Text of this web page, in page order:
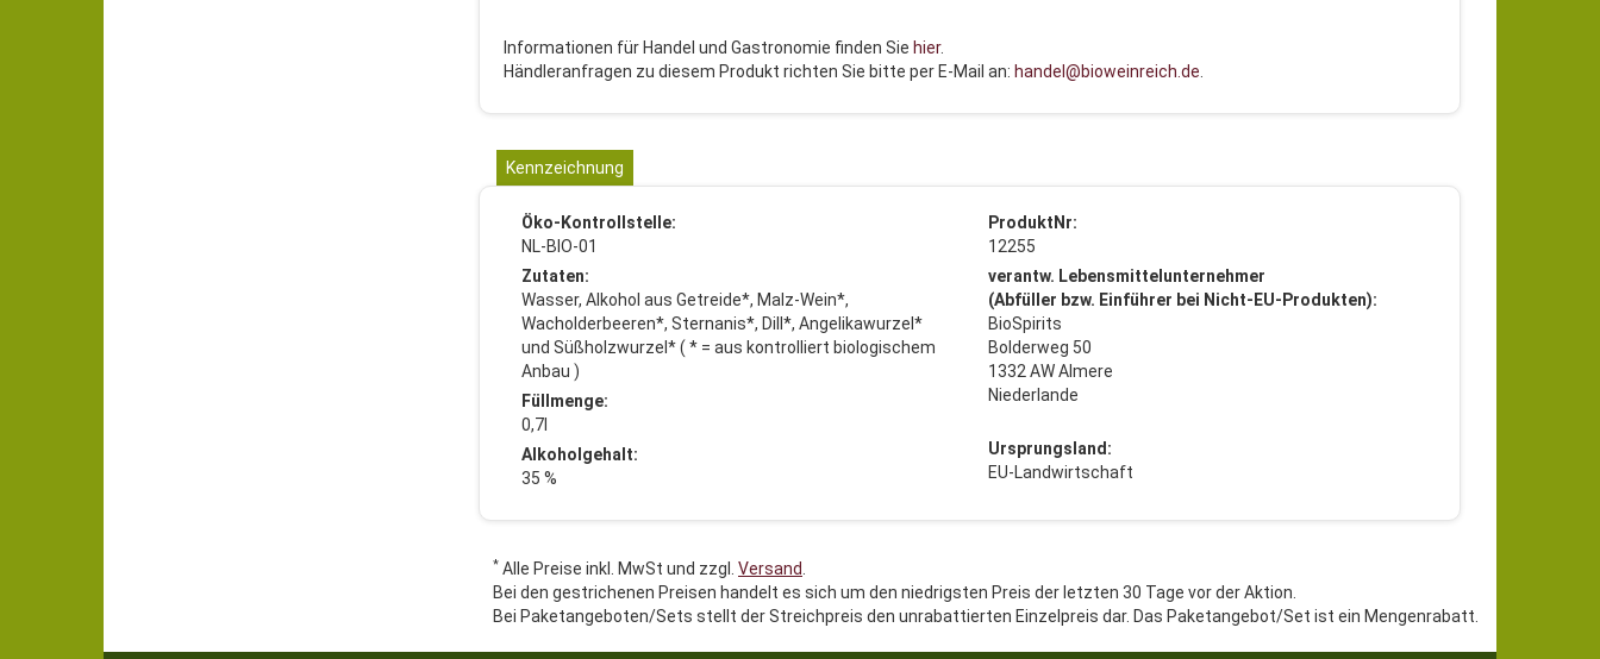
Informationen für Handel und Gastronomie finden Sie hier.
Händleranfragen zu diesem Produkt richten Sie bitte per E-Mail an: handel@bioweinreich.de.
Kennzeichnung
Öko-Kontrollstelle:
NL-BIO-01
Zutaten:
Wasser, Alkohol aus Getreide*, Malz-Wein*,
Wacholderbeeren*, Sternanis*, Dill*, Angelikawurzel*
und Süßholzwurzel* ( * = aus kontrolliert biologischem
Anbau )
Füllmenge:
0,7l
Alkoholgehalt:
35 %
ProduktNr:
12255
verantw. Lebensmittelunternehmer
(Abfüller bzw. Einführer bei Nicht-EU-Produkten):
BioSpirits
Bolderweg 50
1332 AW Almere
Niederlande
Ursprungsland:
EU-Landwirtschaft
* Alle Preise inkl. MwSt und zzgl. Versand.
Bei den gestrichenen Preisen handelt es sich um den niedrigsten Preis der letzten 30 Tage vor der Aktion.
Bei Paketangeboten/Sets stellt der Streichpreis den unrabattierten Einzelpreis dar. Das Paketangebot/Set ist ein Mengenrabatt.